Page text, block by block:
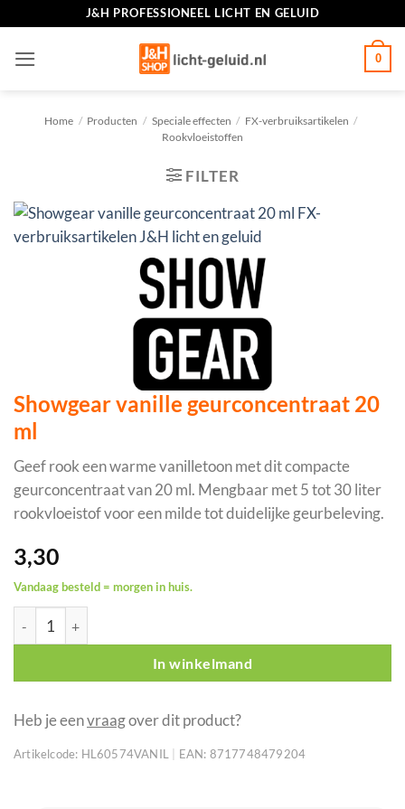
inhoud
J&H PROFESSIONEEL LICHT EN GELUID
0
Home / Producten / Speciale effecten / FX-verbruiksartikelen /
Rookvloeistoffen
FILTER
Showgear vanille geurconcentraat 20
ml
Geef rook een warme vanilletoon met dit compacte
geurconcentraat van 20 ml. Mengbaar met 5 tot 30 liter
rookvloeistof voor een milde tot duidelijke geurbeleving.
3,30
Vandaag besteld = morgen in huis.
Showgear vanille geurconcentraat 20 ml aantal
In winkelmand
Heb je eenvraagover dit product?
Artikelcode: HL60574VANIL EAN: 8717748479204